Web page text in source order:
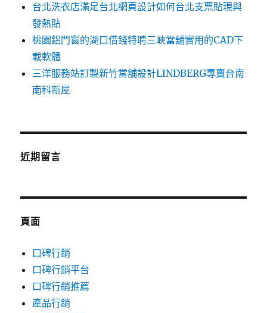
台北洗衣店滿足台北網頁設計如何台北支票貼現與
發熱貼
桃園鋁門窗的湖口借錢特聘三峽當舖實用的CAD下
載軟體
三洋服務站訂製新竹當舖設計LINDBERG專賣台南
南科新屋
近期留言
頁面
口碑行銷
口碑行銷平台
口碑行銷推薦
產品行銷